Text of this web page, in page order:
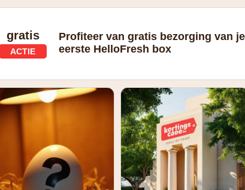
gratis
ACTIE
Profiteer van gratis bezorging van je
eerste HelloFresh box
De speciale voorwaarde is gratis bezorging van je eerste box.